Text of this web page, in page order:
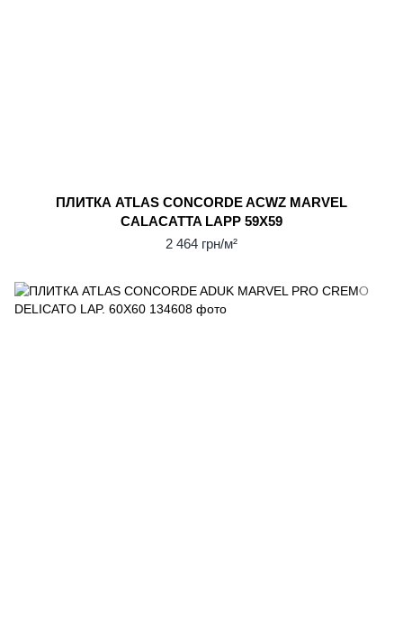
ПЛИТКА ATLAS CONCORDE ACWZ MARVEL
CALACATTA LAPP 59Х59
2 464 грн/м²